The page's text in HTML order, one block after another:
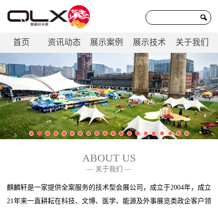
首页 资讯动态 展示案例 展示技术 关于我们
联系我们
ABOUT US
— 关于我们 —
麒麟轩是一家提供全案服务的技术型会展公司，成立于2004年，成立
21年来一直耕耘在科技、文博、医学、能源及外事展览类政企客户领